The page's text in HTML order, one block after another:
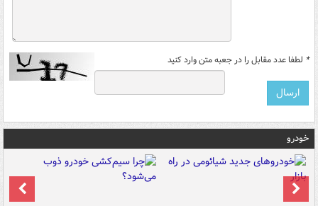
* لطفا عدد مقابل را در جعبه متن وارد کنید
خودرو